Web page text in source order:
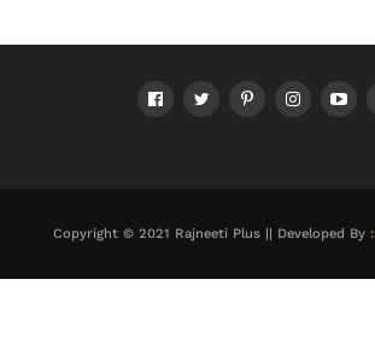
Copyright © 2021 Rajneeti Plus || Developed By :